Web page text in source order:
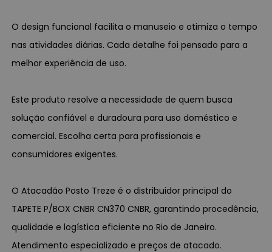
O design funcional facilita o manuseio e otimiza o tempo
nas atividades diárias. Cada detalhe foi pensado para a
melhor experiência de uso.
Este produto resolve a necessidade de quem busca
solução confiável e duradoura para uso doméstico e
comercial. Escolha certa para profissionais e
consumidores exigentes.
O Atacadão Posto Treze é o distribuidor principal do
TAPETE P/BOX CNBR CN370 CNBR, garantindo procedência,
qualidade e logística eficiente no Rio de Janeiro.
Atendimento especializado e preços de atacado.